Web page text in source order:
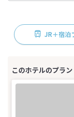
JR＋宿泊